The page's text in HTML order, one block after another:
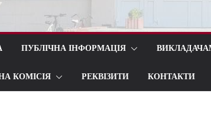
ПУБЛІЧНА ІНФОРМАЦІЯ
КОМІСІЯ РЕКВІЗИТИ КОНТАКТИ